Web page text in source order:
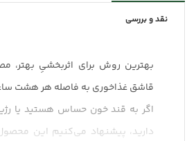
نقد و بررسی
بهترین روش برای اثربخشیِ بهتر،
قاشق غذاخوری به فاصله هر هشت
اگر به قند خون حساس هستید یا
دارید، پیشنهاد می‌کنیم این